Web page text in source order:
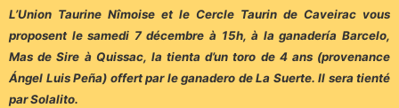
L’Union Taurine Nîmoise et le Cercle Taurin de Caveirac vous
proposent le samedi 7 décembre à 15h, à la ganadería Barcelo,
Mas de Sire à Quissac, la tienta d’un toro de 4 ans (provenance
Ángel Luis Peña) offert par le ganadero de La Suerte. Il sera tienté
par Solalito.